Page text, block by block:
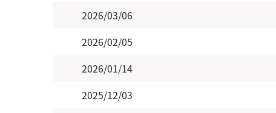
2026/03/06
2026/02/05
2026/01/14
2025/12/03